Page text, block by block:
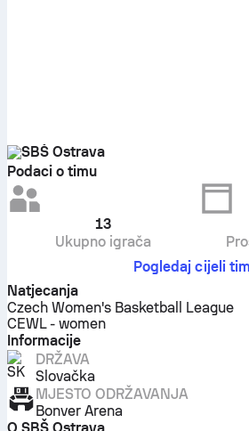
SBŠ Ostrava
Podaci o timu
13
Ukupno igrača
Pogledaj cijeli tim
Natjecanja
Czech Women's Basketball League
CEWL - women
Informacije
DRŽAVA
Slovačka
MJESTO ODRŽAVANJA
Bonver Arena